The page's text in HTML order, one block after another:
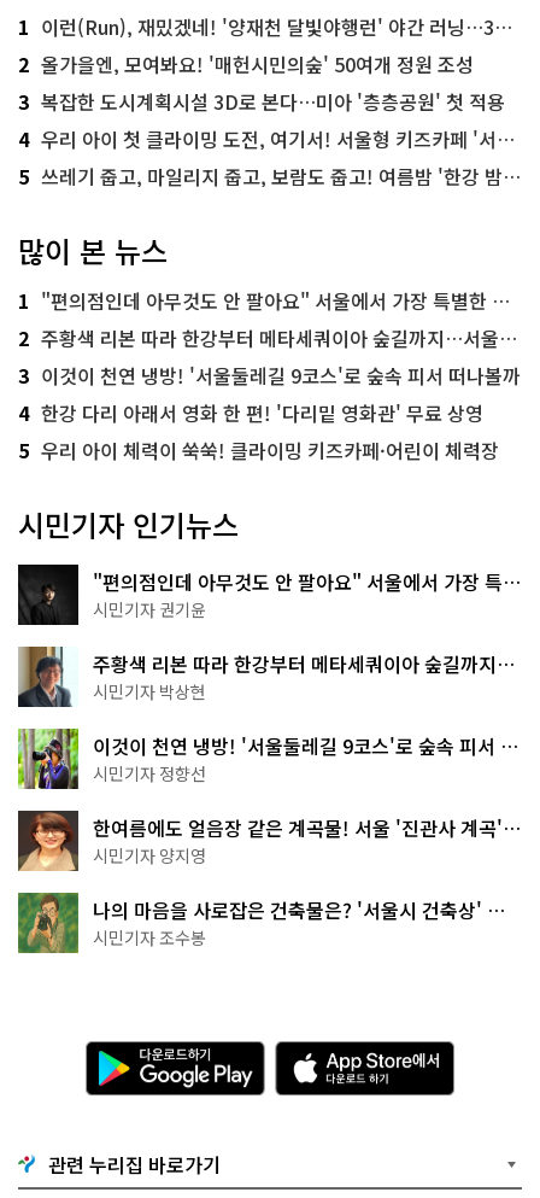
1 이런(Run), 재밌겠네! '양재천 달빛야행런' 야간 러닝…300명 모집
2 올가을엔, 모여봐요! '매헌시민의숲' 50여개 정원 조성
3 복잡한 도시계획시설 3D로 본다…미아 '층층공원' 첫 적용
4 우리 아이 첫 클라이밍 도전, 여기서! 서울형 키즈카페 '서울가족플라자점'
5 쓰레기 줍고, 마일리지 줍고, 보람도 줍고! 여름밤 '한강 밤마실 줍깅'
많이 본 뉴스
1 "편의점인데 아무것도 안 팔아요" 서울에서 가장 특별한 편의점의 정체
2 주황색 리본 따라 한강부터 메타세쿼이아 숲길까지…서울둘레길 15코스
3 이것이 천연 냉방! '서울둘레길 9코스'로 숲속 피서 떠나볼까
4 한강 다리 아래서 영화 한 편! '다리밑 영화관' 무료 상영
5 우리 아이 체력이 쑥쑥! 클라이밍 키즈카페·어린이 체력장
시민기자 인기뉴스
"편의점인데 아무것도 안 팔아요" 서울에서 가장 특별
한 편의점의 정체
시민기자 권기윤
주황색 리본 따라 한강부터 메타세쿼이아 숲길까지…
서울둘레길 15코스
시민기자 박상현
이것이 천연 냉방! '서울둘레길 9코스'로 숲속 피서 떠
나볼까
시민기자 정향선
한여름에도 얼음장 같은 계곡물! 서울 '진관사 계곡'이
천국이네~
시민기자 양지영
나의 마음을 사로잡은 건축물은? '서울시 건축상' 수
상작 공개!
시민기자 조수봉
다
운
로
기
G
A
p
p
관련 누리집 바로가기